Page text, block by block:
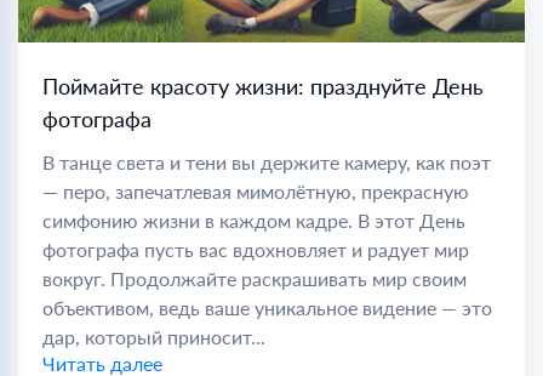
Поймайте красоту жизни: празднуйте День
фотографа
В танце света и тени вы держите камеру, как поэт
— перо, запечатлевая мимолётную, прекрасную
симфонию жизни в каждом кадре. В этот День
фотографа пусть вас вдохновляет и радует мир
вокруг. Продолжайте раскрашивать мир своим
объективом, ведь ваше уникальное видение — это
дар, который приносит...
Читать далее